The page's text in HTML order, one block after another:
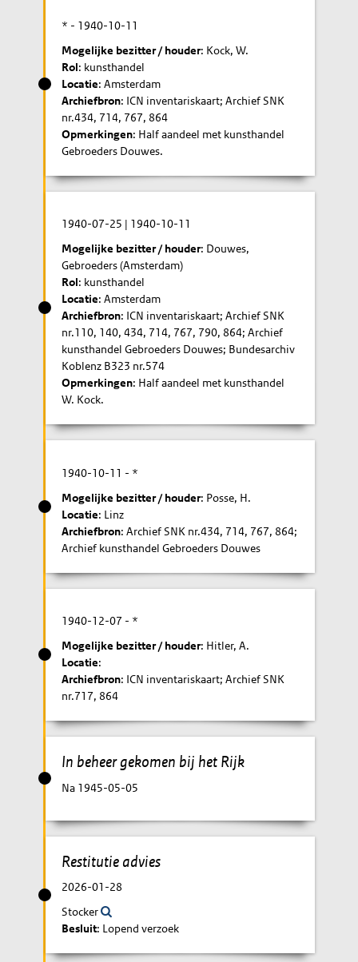
* - 1940-10-11
Mogelijke bezitter / houder: Kock, W.
Rol: kunsthandel
Locatie: Amsterdam
Archiefbron: ICN inventariskaart; Archief SNK
nr.434, 714, 767, 864
Opmerkingen: Half aandeel met kunsthandel
Gebroeders Douwes.
1940-07-25 | 1940-10-11
Mogelijke bezitter / houder: Douwes,
Gebroeders (Amsterdam)
Rol: kunsthandel
Locatie: Amsterdam
Archiefbron: ICN inventariskaart; Archief SNK
nr.110, 140, 434, 714, 767, 790, 864; Archief
kunsthandel Gebroeders Douwes; Bundesarchiv
Koblenz B323 nr.574
Opmerkingen: Half aandeel met kunsthandel
W. Kock.
1940-10-11 - *
Mogelijke bezitter / houder: Posse, H.
Locatie: Linz
Archiefbron: Archief SNK nr.434, 714, 767, 864;
Archief kunsthandel Gebroeders Douwes
1940-12-07 - *
Mogelijke bezitter / houder: Hitler, A.
Locatie:
Archiefbron: ICN inventariskaart; Archief SNK
nr.717, 864
In beheer gekomen bij het Rijk
Na 1945-05-05
Restitutie advies
2026-01-28
Stocker
Besluit: Lopend verzoek